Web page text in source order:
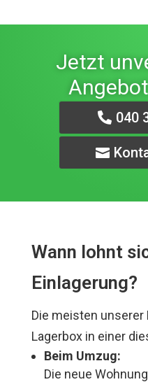
Jetzt
040
Wann lohnt
Einlagerung?
Die meisten
Lagerbox in einer
Beim Umzug:
Die neue